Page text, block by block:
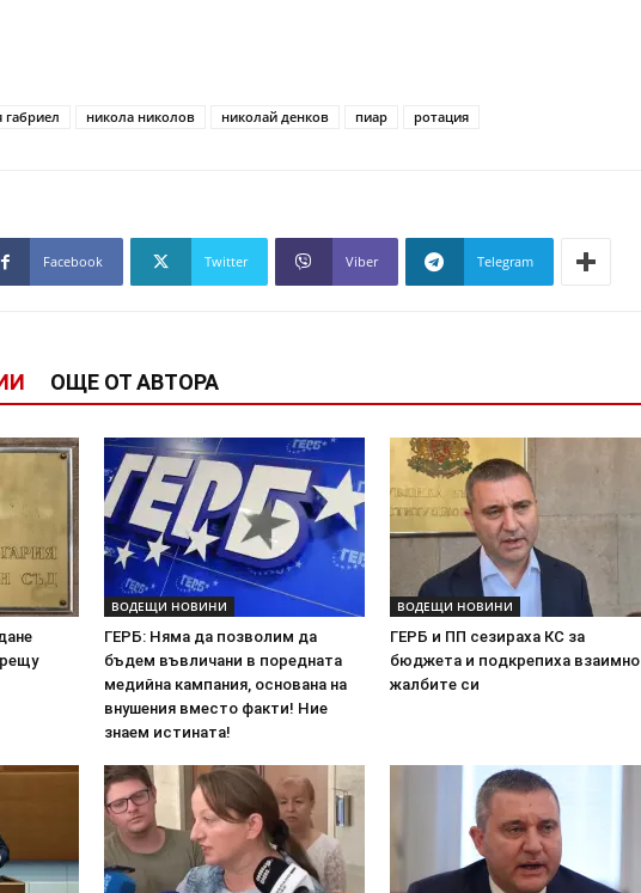
габриел никола николов николай денков пиар ротация
Facebook Twitter Viber Telegram
ОЩЕ ОТ АВТОРА
ВОДЕЩИ НОВИНИ
ГЕРБ: Няма да позволим да
бъдем въвличани в поредната
медийна кампания, основана на
внушения вместо факти! Ние
знаем истината!
ВОДЕЩИ НОВИНИ
ГЕРБ и ПП сезираха КС за
бюджета и подкрепиха взаимно
жалбите си